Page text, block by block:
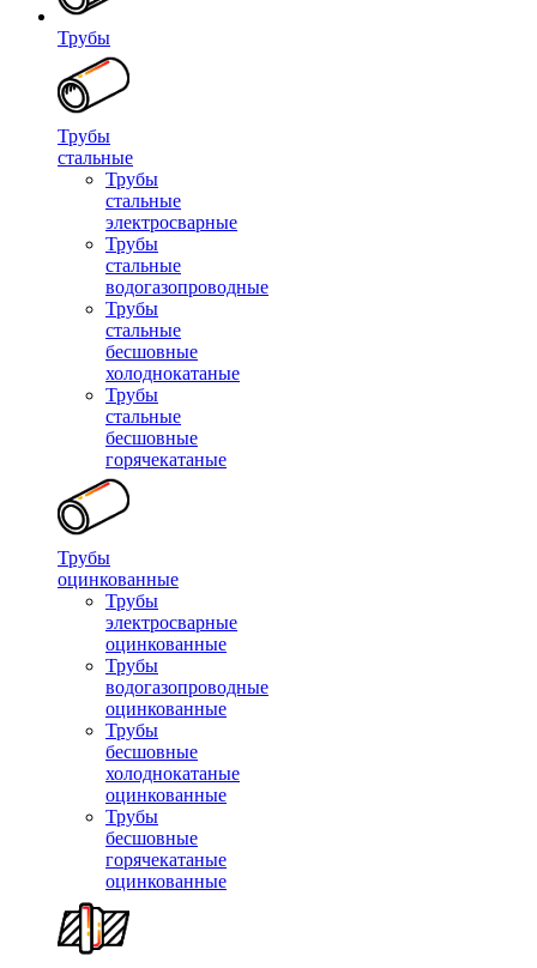
Трубы
Трубы
стальные
Трубы
стальные
электросварные
Трубы
стальные
водогазопроводные
Трубы
стальные
бесшовные
холоднокатаные
Трубы
стальные
бесшовные
горячекатаные
Трубы
оцинкованные
Трубы
электросварные
оцинкованные
Трубы
водогазопроводные
оцинкованные
Трубы
бесшовные
холоднокатаные
оцинкованные
Трубы
бесшовные
горячекатаные
оцинкованные